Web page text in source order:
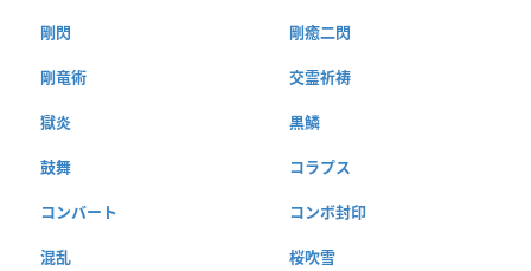
剛閃 剛癒二閃
剛竜術 交霊祈祷
獄炎 黒鱗
鼓舞 コラプス
コンバート コンボ封印
混乱 桜吹雪